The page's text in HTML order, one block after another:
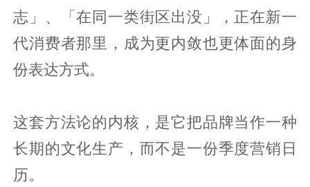
志」、「在同一类街区出没」，正在新一
代消费者那里，成为更内敛也更体面的身
份表达方式。
这套方法论的内核，是它把品牌当作一种
长期的文化生产，而不是一份季度营销日
历。